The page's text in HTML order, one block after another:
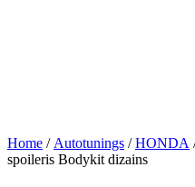
Home / Autotunings /HONDA
spoileris Bodykit dizains